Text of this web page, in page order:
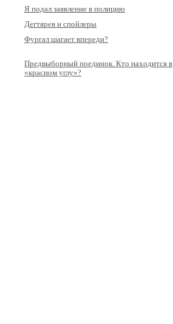
Я подал заявление в полицию
Дегтярев и спойлеры
Фургал шагает впереди?
Предвыборный поединок. Кто находится в
«красном углу»?